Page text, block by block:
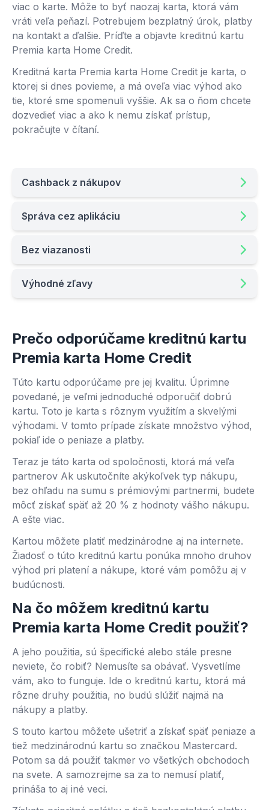
viac o karte. Môže to byť naozaj karta, ktorá vám
vráti veľa peňazí. Potrebujem bezplatný úrok, platby
na kontakt a ďalšie. Príďte a objavte kreditnú kartu
Premia karta Home Credit.
Kreditná karta Premia karta Home Credit je karta, o
ktorej si dnes povieme, a má oveľa viac výhod ako
tie, ktoré sme spomenuli vyššie. Ak sa o ňom chcete
dozvedieť viac a ako k nemu získať prístup,
pokračujte v čítaní.
Cashback z nákupov
Správa cez aplikáciu
Bez viazanosti
Výhodné zľavy
Prečo odporúčame kreditnú kartu
Premia karta Home Credit
Túto kartu odporúčame pre jej kvalitu. Úprimne
povedané, je veľmi jednoduché odporučiť dobrú
kartu. Toto je karta s rôznym využitím a skvelými
výhodami. V tomto prípade získate množstvo výhod,
pokiaľ ide o peniaze a platby.
Teraz je táto karta od spoločnosti, ktorá má veľa
partnerov Ak uskutočníte akýkoľvek typ nákupu,
bez ohľadu na sumu s prémiovými partnermi, budete
môcť získať späť až 20 % z hodnoty vášho nákupu.
A ešte viac.
Kartou môžete platiť medzinárodne aj na internete.
Žiadosť o túto kreditnú kartu ponúka mnoho druhov
výhod pri platení a nákupe, ktoré vám pomôžu aj v
budúcnosti.
Na čo môžem kreditnú kartu
Premia karta Home Credit použiť?
A jeho použitia, sú špecifické alebo stále presne
neviete, čo robiť? Nemusíte sa obávať. Vysvetlíme
vám, ako to funguje. Ide o kreditnú kartu, ktorá má
rôzne druhy použitia, no budú slúžiť najmä na
nákupy a platby.
S touto kartou môžete ušetriť a získať späť peniaze a
tiež medzinárodnú kartu so značkou Mastercard.
Potom sa dá použiť takmer vo všetkých obchodoch
na svete. A samozrejme sa za to nemusí platiť,
prináša to aj iné veci.